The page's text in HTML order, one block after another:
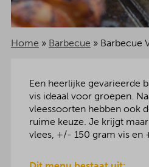
Home » Barbecue » Barbecue
Een heerlijke gevarieerde
vis ideaal voor groepen.
vleessoorten hebben ook
ruime keuze. Je krijgt
vlees, +/- 150 gram vis en